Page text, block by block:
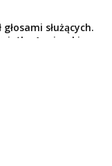
służących.
Agnieszki...